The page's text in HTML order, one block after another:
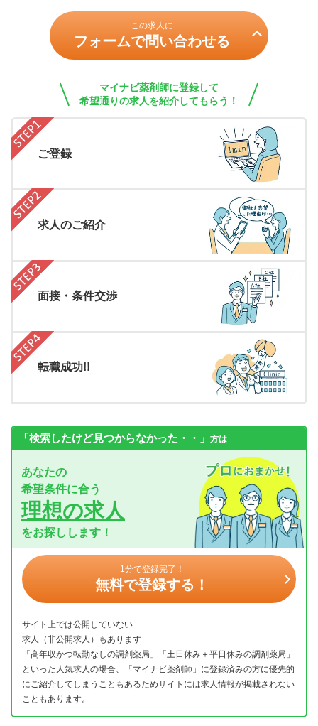
この求人に
フォームで問い合わせる
マイナビ薬剤師に登録して
希望通りの求人を紹介してもらう！
ご登録
求人のご紹介
面接・条件交渉
転職成功!!
「検索したけど見つからなかった・・」 方は
あなたの
希望条件に合う
理想の求人
をお探しします！
1分で登録完了！
無料で登録する！
サイト上では公開していない
求人（非公開求人）もあります
「高年収かつ転勤なしの調剤薬局」「土日休み＋平日休みの調剤薬局」
といった人気求人の場合、「マイナビ薬剤師」に登録済みの方に優先的
にご紹介してしまうこともあるためサイトには求人情報が掲載されない
こともあります。